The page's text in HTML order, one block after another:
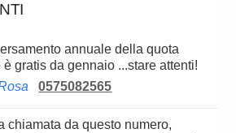
gratis da gennaio ...stare attenti!
0575082565